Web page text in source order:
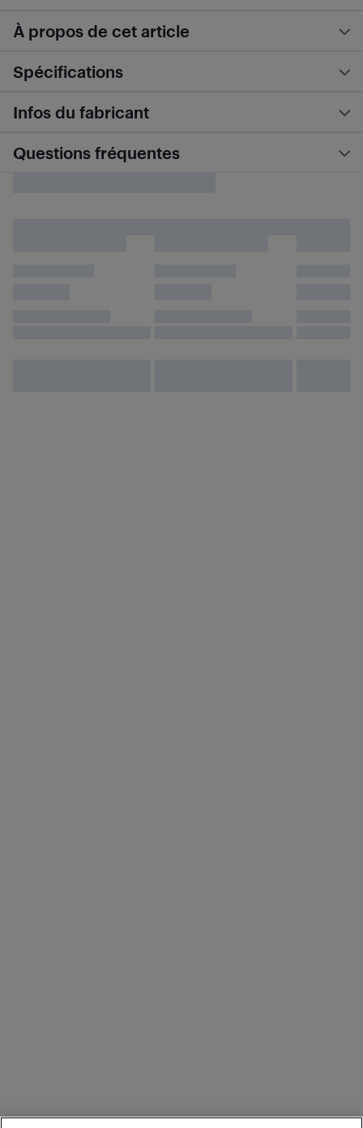
À propos de cet article
Spécifications
Infos du fabricant
Questions fréquentes